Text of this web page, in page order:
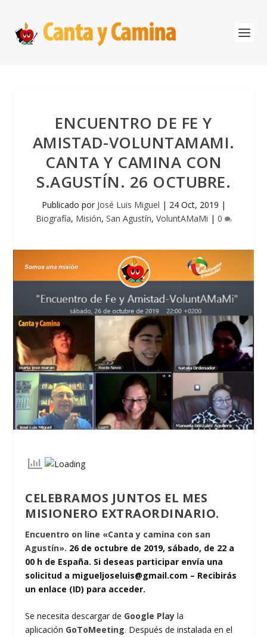
ENCUENTRO DE FE Y
AMISTAD-VOLUNTAMAMI.
CANTA Y CAMINA CON
S.AGUSTÍN. 26 OCTUBRE.
Publicado por José Luis Miguel | 24 Oct, 2019 |
Biografía, Misión, San Agustín, VoluntAMaMi | 0
CELEBRAMOS JUNTOS EL MES
MISIONERO EXTRAORDINARIO.
Encuentro on line «Canta y camina con san
Agustín». 26 de octubre de 2019, sábado, de 22 a
00 h de España. Si deseas participar envía una
solicitud a migueljoseluis@gmail.com – Recibirás
un enlace (ID) para acceder.
Se necesita descargar de Google Play la
aplicación GoToMeeting. Después de instalada en el